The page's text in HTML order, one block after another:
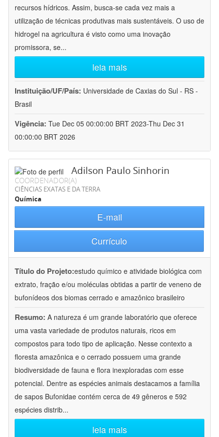
recursos hídricos. Assim, busca-se cada vez mais a
utilização de técnicas produtivas mais sustentáveis. O uso de
hidrogel na agricultura é visto como uma inovação
promissora, se...
leia mais
Instituição/UF/País: Universidade de Caxias do Sul - RS -
Brasil
Vigência: Tue Dec 05 00:00:00 BRT 2023-Thu Dec 31
00:00:00 BRT 2026
Adilson Paulo Sinhorin
COORDENADOR(A)
CIÊNCIAS EXATAS E DA TERRA
Química
E-mail
Currículo
Título do Projeto:estudo químico e atividade biológica com
extrato, fração e/ou moléculas obtidas a partir de veneno de
bufonídeos dos biomas cerrado e amazônico brasileiro
Resumo: A natureza é um grande laboratório que oferece
uma vasta variedade de produtos naturais, ricos em
compostos para todo tipo de aplicação. Nesse contexto a
floresta amazônica e o cerrado possuem uma grande
biodiversidade de fauna e flora inexploradas com esse
potencial. Dentre as espécies animais destacamos a família
de sapos Bufonidae contém cerca de 49 gêneros e 592
espécies distrib...
leia mais